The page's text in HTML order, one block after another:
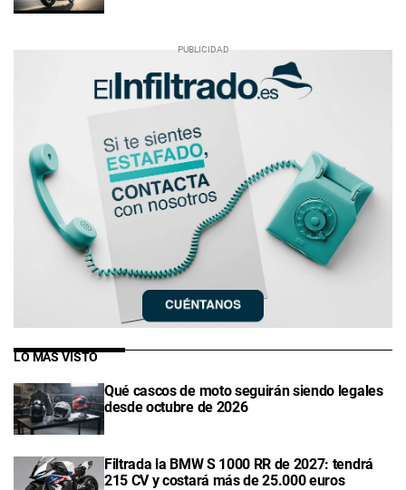
LO MÁS VISTO
Qué cascos de moto seguirán siendo legales
desde octubre de 2026
Filtrada la BMW S 1000 RR de 2027: tendrá
215 CV y costará más de 25.000 euros